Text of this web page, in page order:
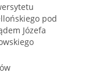
pod
Józefa